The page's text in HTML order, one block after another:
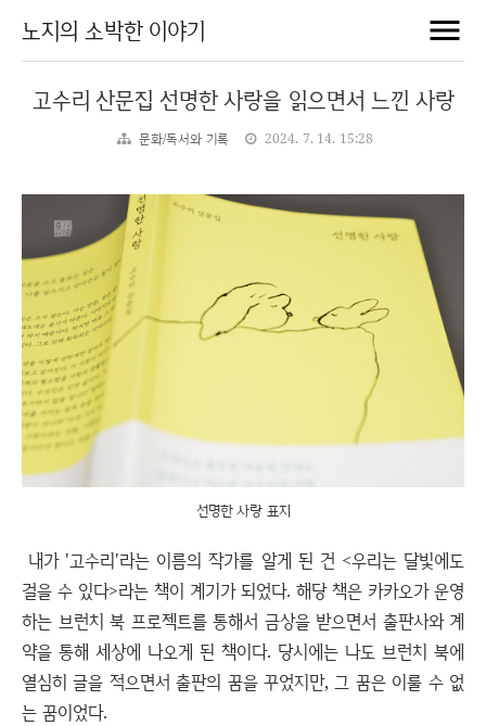
노지의 소박한 이야기
고수리 산문집 선명한 사랑을 읽으면서 느낀 사랑
문화/독서와 기록 2024. 7. 14. 15:28
선명한 사랑 표지
내가 '고수리'라는 이름의 작가를 알게 된 건 <우리는 달빛에도
걸을 수 있다>라는 책이 계기가 되었다. 해당 책은 카카오가 운영
하는 브런치 북 프로젝트를 통해서 금상을 받으면서 출판사와 계
약을 통해 세상에 나오게 된 책이다. 당시에는 나도 브런치 북에
열심히 글을 적으면서 출판의 꿈을 꾸었지만, 그 꿈은 이룰 수 없
는 꿈이었다.